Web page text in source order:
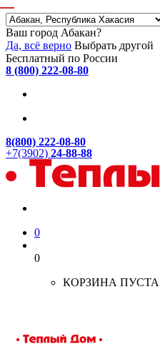
Ваш город Абакан?
Да, всё верно Выбрать другой
Бесплатный по России
8 (800) 222-08-80
8(800) 222-08-80
+7(3902) 24-88-88
0
0
КОРЗИНА ПУСТА